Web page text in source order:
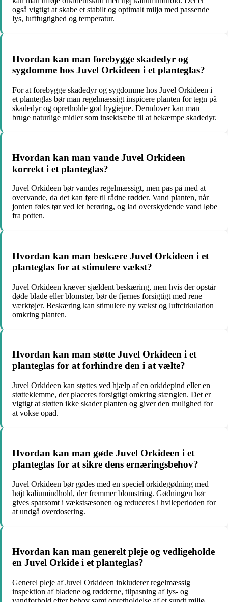
også vigtigt at skabe et stabilt og optimalt miljø med passende
lys, luftfugtighed og temperatur.
Hvordan kan man forebygge skadedyr og
sygdomme hos Juvel Orkideen i et planteglas?
For at forebygge skadedyr og sygdomme hos Juvel Orkideen i
et planteglas bør man regelmæssigt inspicere planten for tegn på
skadedyr og opretholde god hygiejne. Derudover kan man
bruge naturlige midler som insektsæbe til at bekæmpe skadedyr.
Hvordan kan man vande Juvel Orkideen
korrekt i et planteglas?
Juvel Orkideen bør vandes regelmæssigt, men pas på med at
overvande, da det kan føre til rådne rødder. Vand planten, når
jorden føles tør ved let berøring, og lad overskydende vand løbe
fra potten.
Hvordan kan man beskære Juvel Orkideen i et
planteglas for at stimulere vækst?
Juvel Orkideen kræver sjældent beskæring, men hvis der opstår
døde blade eller blomster, bør de fjernes forsigtigt med rene
værktøjer. Beskæring kan stimulere ny vækst og luftcirkulation
omkring planten.
Hvordan kan man støtte Juvel Orkideen i et
planteglas for at forhindre den i at vælte?
Juvel Orkideen kan støttes ved hjælp af en orkidepind eller en
støtteklemme, der placeres forsigtigt omkring stænglen. Det er
vigtigt at støtten ikke skader planten og giver den mulighed for
at vokse opad.
Hvordan kan man gøde Juvel Orkideen i et
planteglas for at sikre dens ernæringsbehov?
Juvel Orkideen bør gødes med en speciel orkidegødning med
højt kaliumindhold, der fremmer blomstring. Gødningen bør
gives sparsomt i vækstsæsonen og reduceres i hvileperioden for
at undgå overdosering.
Hvordan kan man generelt pleje og vedligeholde
en Juvel Orkide i et planteglas?
Generel pleje af Juvel Orkideen inkluderer regelmæssig
inspektion af bladene og rødderne, tilpasning af lys- og